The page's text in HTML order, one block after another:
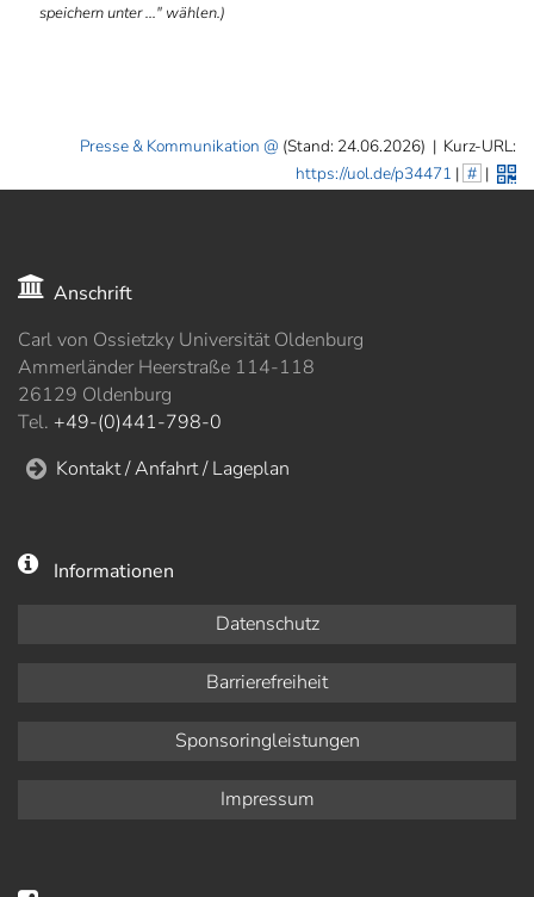
speichern unter ..." wählen.)
Presse & Kommunikation (Stand: 24.06.2026) | Kurz-URL:
https://uol.de/p34471 | # |
Anschrift
Carl von Ossietzky Universität Oldenburg
Ammerländer Heerstraße 114-118
26129 Oldenburg
Tel. +49-(0)441-798-0
Kontakt / Anfahrt / Lageplan
Informationen
Datenschutz
Barrierefreiheit
Sponsoringleistungen
Impressum